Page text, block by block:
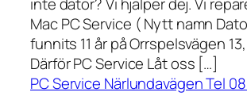
Mac PC Service ( Nytt namn
funnits 11 år på Orrspelsvägen
Därför PC Service Låt oss […]
PC Service Närlundavägen Tel 08